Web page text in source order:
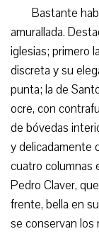
Bastante
amurallada.
iglesias; primero
discreta y su
punta; la de
ocre, con
de bóvedas
y delicadamente
cuatro columnas
Pedro Claver,
frente, bella en
se conservan